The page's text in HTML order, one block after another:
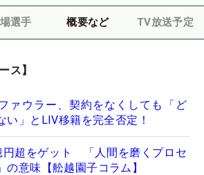
選手 概要など TV放送予定
ス】
ァウラー、契約をなくしても「ど
い」とLIV移籍を完全否定！
円超をゲット 「人間を磨くプロセ
の意味【舩越園子コラム】